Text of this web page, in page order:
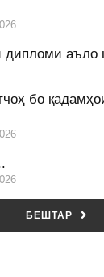
дипломи аъло
бо
БЕШТАР